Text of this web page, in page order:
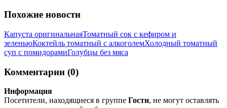
Похожие новости
Капуста оригинальнаяТоматный сок с кефиром и
зеленьюКоктейль томатный с алкоголемХолодный томатный
суп с помидорамиГолубцы без мяса
Комментарии (0)
Информация
Посетители, находящиеся в группе Гости, не могут оставлять